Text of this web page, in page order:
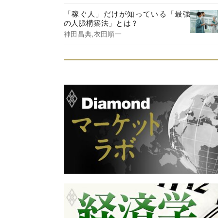
「稼ぐ人」だけが知っている「最強
の人脈構築法」とは？
神田昌典,衣田順一